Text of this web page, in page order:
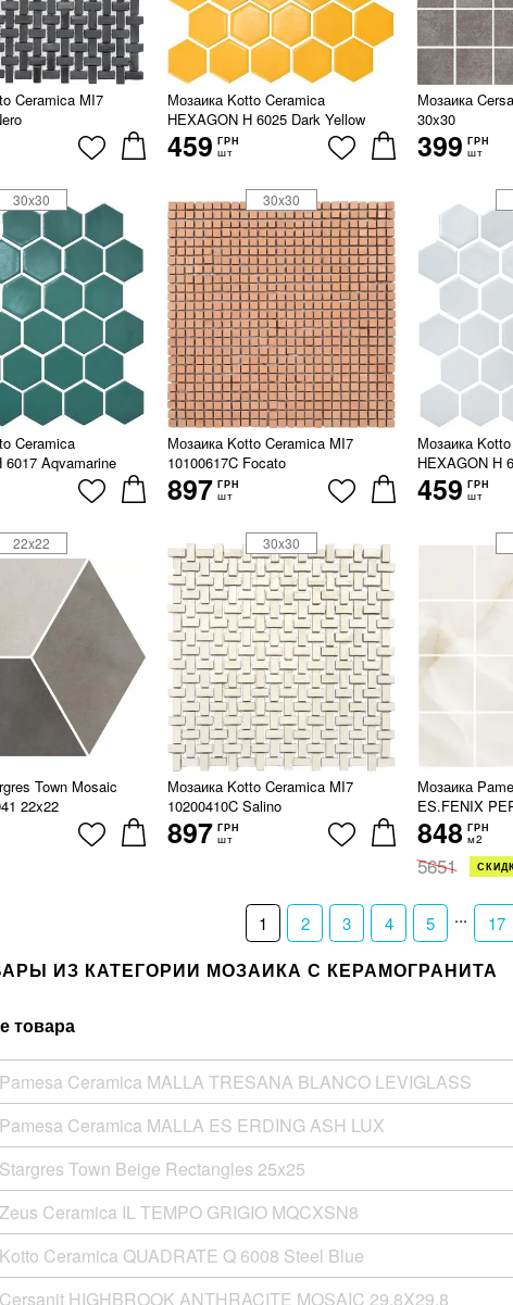
Ceramica MI7
Мозаика Kotto Ceramica
HEXAGON H 6025 Dark Yellow
459 ГРН
шт
Мозаика
30x30
399 ГРН
шт
Ceramica
6017 Aqvamarine
30x30
Мозаика Kotto Ceramica MI7
10100617C Focato
897 ГРН
шт
30x30
Мозаика
HEXAGON H
459 ГРН
шт
Town Mosaic
22x22
22x22
Мозаика Kotto Ceramica MI7
10200410C Salino
897 ГРН
шт
30x30
Мозаика
ES.FENIX
848 ГРН
м2
5651
1 2 3 4 5 ... 17
ИЗ КАТЕГОРИИ МОЗАИКА С КЕРАМОГРАНИТА
товара
Ceramica MALLA TRESANA BLANCO LEVIGLASS
Ceramica MALLA ES ERDING ASH LUX
Town Beige Rectangles 25x25
Ceramica IL TEMPO GRIGIO MQCXSN8
Ceramica QUADRATE Q 6008 Steel Blue
HIGHBROOK ANTHRACITE MOSAIC 29,8X29,8